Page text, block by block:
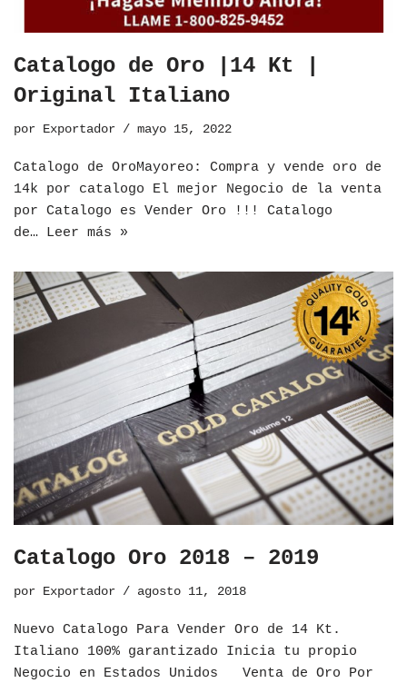
Catalogo de Oro |14 Kt |
Original Italiano
por Exportador mayo 15, 2022
​Catalogo de OroMayoreo: Compra y vende oro de
14k por catalogo El mejor Negocio de la venta
por Catalogo es Vender Oro !!! Catalogo
de… Leer más »
Catalogo Oro 2018 – 2019
por Exportador agosto 11, 2018
Nuevo Catalogo Para Vender Oro de 14 Kt.
Italiano 100% garantizado Inicia tu propio
Negocio en Estados Unidos Venta de Oro Por